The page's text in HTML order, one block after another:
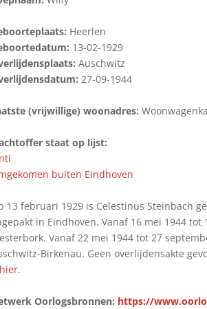
Heerlen
13-02-1929
Auschwitz
27-09-1944
(vrijwillige) woonadres:
staat op lijst:
buiten Eindhoven
13 februari 1929 is Celestinus Steinbach
in Eindhoven. Vanaf 16 mei 1944
Vanaf 22 mei 1944 tot 27
Birkenau. Geen overlijdensakte
hier.
Oorlogsbronnen: https://